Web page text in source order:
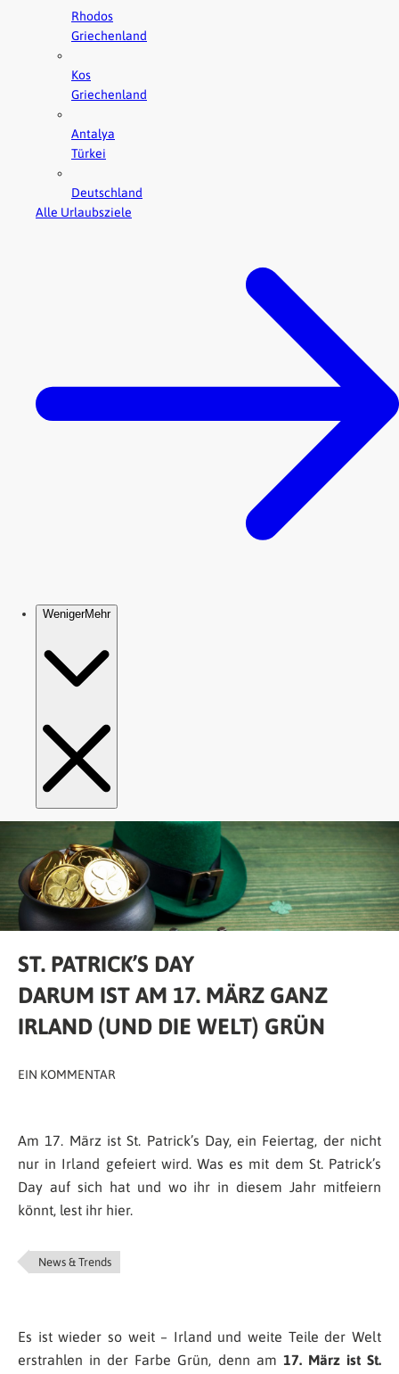
ST. PATRICK’S DAY
DARUM IST AM 17. MÄRZ GANZ
IRLAND (UND DIE WELT) GRÜN
EIN KOMMENTAR
Am 17. März ist St. Patrick’s Day, ein Feiertag, der nicht
nur in Irland gefeiert wird. Was es mit dem St. Patrick’s
Day auf sich hat und wo ihr in diesem Jahr mitfeiern
könnt, lest ihr hier.
News & Trends
Es ist wieder so weit – Irland und weite Teile der Welt
erstrahlen in der Farbe Grün, denn am 17. März ist St.